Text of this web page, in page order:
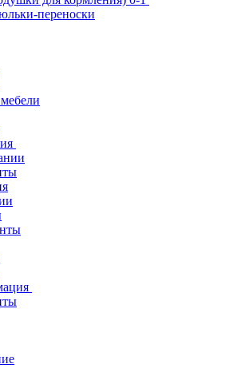
переноски